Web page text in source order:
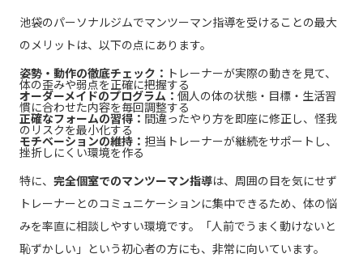
池袋のパーソナルジムでマンツーマン指導を受けることの最大
のメリットは、以下の点にあります。
姿勢・動作の徹底チェック： トレーナーが実際の動きを見て、
体の歪みや弱点を正確に把握する
オーダーメイドのプログラム： 個人の体の状態・目標・生活習
慣に合わせた内容を毎回調整する
正確なフォームの習得：間違ったやり方を即座に修正し、怪我
のリスクを最小化する
モチベーションの維持： 担当トレーナーが継続をサポートし、
挫折しにくい環境を作る
特に、 完全個室でのマンツーマン指導は、周囲の目を気にせず
トレーナーとのコミュニケーションに集中できるため、体の悩
みを率直に相談しやすい環境です。「人前でうまく動けないと
恥ずかしい」という初心者の方にも、非常に向いています。